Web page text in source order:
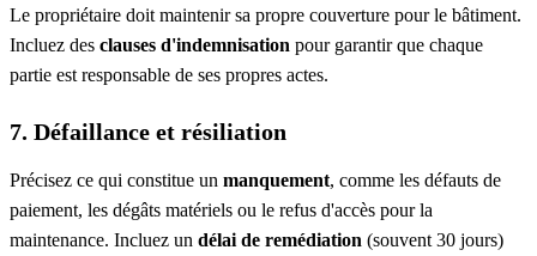
Le propriétaire doit maintenir sa propre couverture pour le bâtiment.
Incluez des clauses d'indemnisation pour garantir que chaque
partie est responsable de ses propres actes.
7. Défaillance et résiliation
Précisez ce qui constitue un manquement, comme les défauts de
paiement, les dégâts matériels ou le refus d'accès pour la
maintenance. Incluez un délai de remédiation (souvent 30 jours)